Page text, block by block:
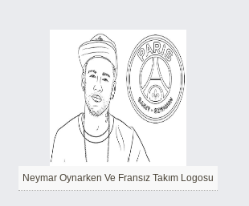
Neymar Oynarken Ve Fransız Takım Logosu